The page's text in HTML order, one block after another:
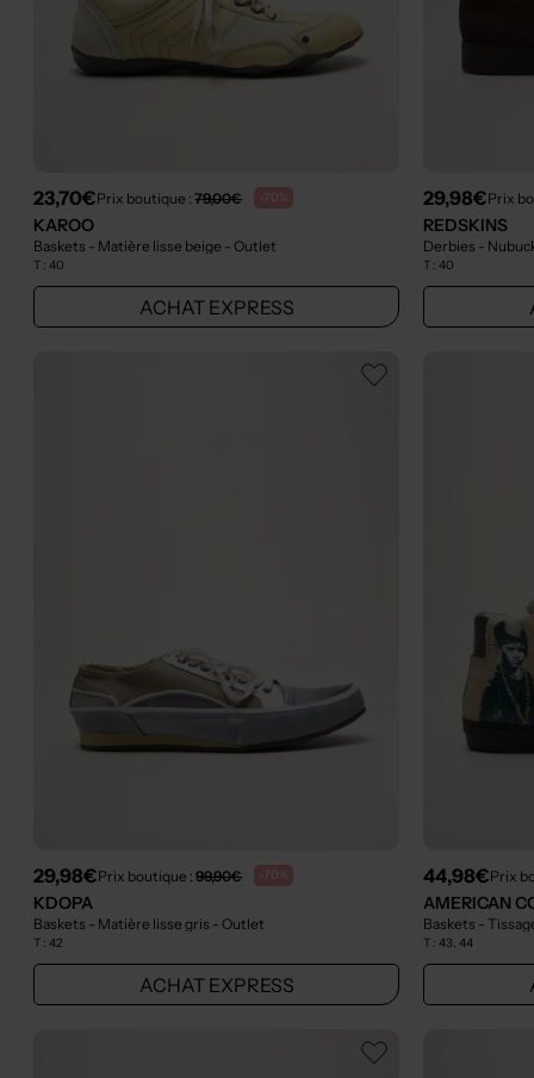
23,70€Prix boutique :79,00€ -70%
KAROO
Baskets - Matière lisse beige - Outlet
T :40
ACHAT EXPRESS
29,98€Prix
REDSKINS
Derbies -
T :40
29,98€Prix boutique :99,90€ -70%
KDOPA
Baskets - Matière lisse gris - Outlet
T :42
ACHAT EXPRESS
44,98€Prix
AMERICAN
Baskets -
T :43, 44